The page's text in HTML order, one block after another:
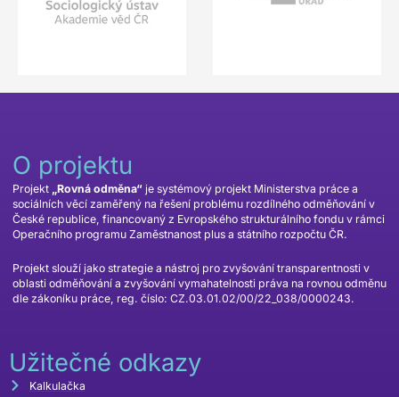
O projektu
Projekt „Rovná odměna“ je systémový projekt Ministerstva práce a
sociálních věcí zaměřený na řešení problému rozdílného odměňování v
České republice, financovaný z Evropského strukturálního fondu v rámci
Operačního programu Zaměstnanost plus a státního rozpočtu ČR.
Projekt slouží jako strategie a nástroj pro zvyšování transparentnosti v
oblasti odměňování a zvyšování vymahatelnosti práva na rovnou odměnu
dle zákoníku práce, reg. číslo: CZ.03.01.02/00/22_038/0000243.
Užitečné odkazy
Kalkulačka